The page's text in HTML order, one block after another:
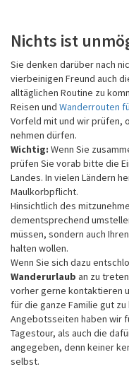
Nichts ist
Sie denken darüber nach
vierbeinigen Freund auch
alltäglichen Routine zu
Reisen und Wanderrouten
Vorfeld mit und wir prüfen,
nehmen dürfen.
Wichtig: Wenn Sie
prüfen Sie vorab bitte die
Landes. In vielen Ländern
Maulkorbpflicht.
Hinsichtlich des
dementsprechend
müssen, sondern auch
halten wollen.
Wenn Sie sich dazu
Wanderurlaub an zu
vorher gerne kontaktieren
für die ganze Familie gut
Angebotsseiten haben wir
Tagestour, als auch die
angegeben, denn keiner
selbst.